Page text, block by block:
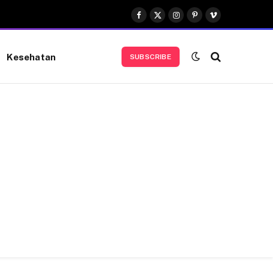
Facebook
X
(Twitter)
Instagram
Pinterest
Vimeo
Kesehatan SUBSCRIBE